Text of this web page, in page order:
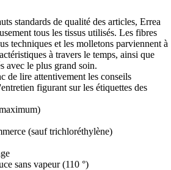
standards de qualité des articles, Errea
tous les tissus utilisés. Les fibres
techniques et les molletons parviennent à
à travers le temps, ainsi que
avec le plus grand soin.
de lire attentivement les conseils
figurant sur les étiquettes des
(sauf trichloréthylène)
sans vapeur (110 °)